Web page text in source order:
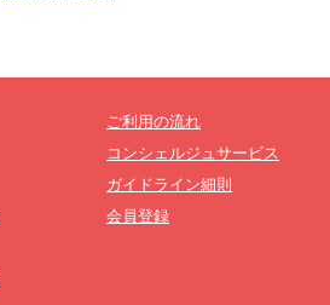
ご利用の流れ
コンシェルジュサービス
ガイドライン細則
会員登録